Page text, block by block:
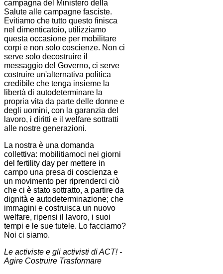
campagna del Ministero della
Salute alle campagne fasciste.
Evitiamo che tutto questo finisca
nel dimenticatoio, utilizziamo
questa occasione per mobilitare
corpi e non solo coscienze. Non ci
serve solo decostruire il
messaggio del Governo, ci serve
costruire un'alternativa politica
credibile che tenga insieme la
libertà di autodeterminare la
propria vita da parte delle donne e
degli uomini, con la garanzia del
lavoro, i diritti e il welfare sottratti
alle nostre generazioni.
La nostra è una domanda
collettiva: mobilitiamoci nei giorni
del fertility day per mettere in
campo una presa di coscienza e
un movimento per riprenderci ciò
che ci è stato sottratto, a partire da
dignità e autodeterminazione; che
immagini e costruisca un nuovo
welfare, ripensi il lavoro, i suoi
tempi e le sue tutele. Lo facciamo?
Noi ci siamo.
Le activiste e gli activisti di ACT! -
Agire Costruire Trasformare